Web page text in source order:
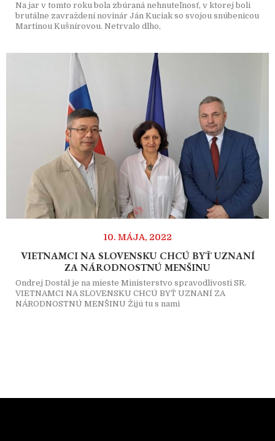
Na jar v tomto roku bola zbúraná nehnuteľnosť, v ktorej boli
brutálne zavraždení novinár Ján Kuciak so svojou snúbenicou
Martinou Kušnírovou. Netrvalo dlho,
10. MÁJA, 2022
VIETNAMCI NA SLOVENSKU CHCÚ BYŤ UZNANÍ
ZA NÁRODNOSTNÚ MENŠINU
Ondrej Dostál je na mieste Ministerstvo spravodlivosti SR.
VIETNAMCI NA SLOVENSKU CHCÚ BYŤ UZNANÍ ZA
NÁRODNOSTNÚ MENŠINU Žijú tu s nami